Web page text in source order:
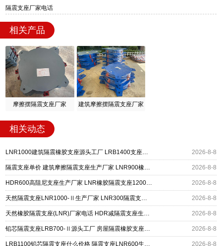
隔震支座厂家电话
相关产品
摩擦摆隔震支座厂家 建筑摩擦摆隔震支座厂家
相关动态
LNR1000建筑隔震橡胶支座源头工厂 LRB1400支座生产厂家 建筑水平力隔震支座厂家 2026-8-8
隔震支座单价 建筑摩擦隔震支座生产厂家 LNR900橡胶支座生产厂家 2026-8-8
HDR600高阻尼支座生产厂家 LNR橡胶隔震支座1200厂家 建筑抗震铅芯支座厂家 2026-8-8
天然隔震支座LNR1000-Ⅱ生产厂家 LNR300隔震支座多少钱 LRB300铅芯橡胶隔震支座 2026-8-8
天然橡胶隔震支座(LNR)厂家电话 HDR减隔震支座生产厂家 LNR700支座多少钱 2026-8-8
铅芯隔震支座LRB700-Ⅱ源头工厂 房屋隔震橡胶支座多少钱 LNR600建筑橡胶隔震支座多少钱 2026-8-8
LRB1100铅芯隔震支座什么价格 隔震支座LNR600生产厂家 HDR系列高阻尼隔震橡胶支座 2026-8-8